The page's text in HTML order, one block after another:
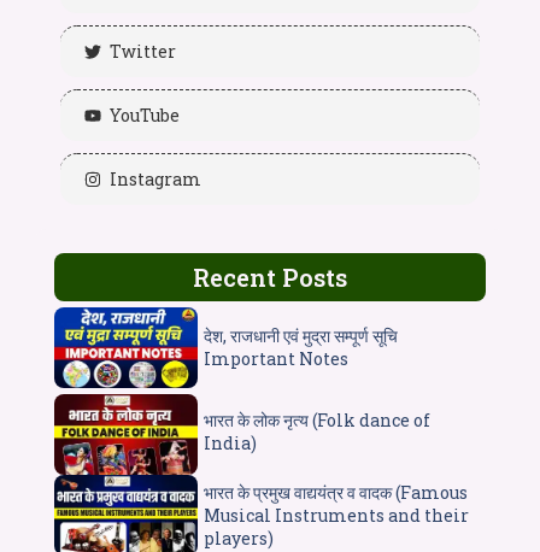
Twitter
YouTube
Instagram
Recent Posts
देश, राजधानी एवं मुद्रा सम्पूर्ण सूचि
Important Notes
भारत के लोक नृत्य (Folk dance of
India)
भारत के प्रमुख वाद्ययंत्र व वादक (Famous
Musical Instruments and their
players)